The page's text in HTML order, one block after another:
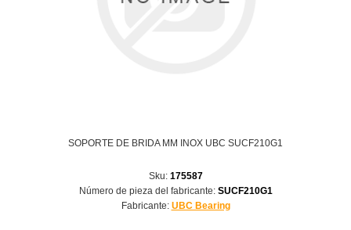
SOPORTE DE BRIDA MM INOX UBC SUCF210G1
Sku: 175587
Número de pieza del fabricante: SUCF210G1
Fabricante: UBC Bearing